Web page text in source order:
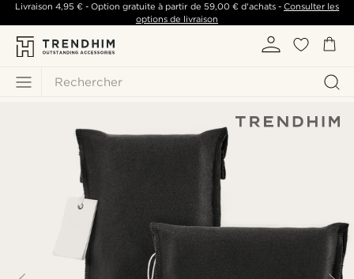
Rechercher
Livraison 4,95 €- Option gratuite à partir de 59,00 €d'achats -Consulter les
options de livraison